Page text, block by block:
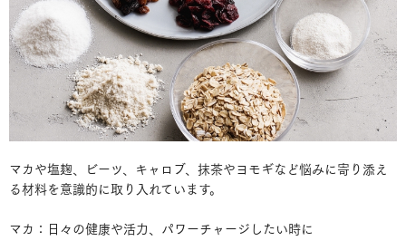
マカや塩麹、ビーツ、キャロブ、抹茶やヨモギなど悩みに寄り添え
る材料を意識的に取り入れています。
マカ：日々の健康や活力、パワーチャージしたい時に